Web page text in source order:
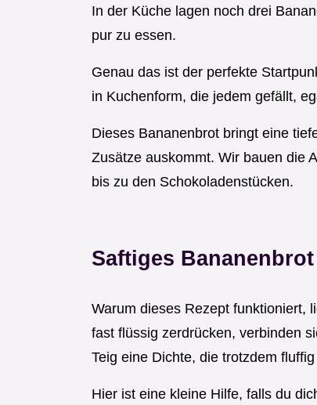
In der Küche lagen noch drei
pur zu essen.
Genau das ist der perfekte
in Kuchenform, die jedem gefällt,
Dieses Bananenbrot bringt eine
Zusätze auskommt. Wir bauen die
bis zu den Schokoladenstücken.
Saftiges
Warum dieses Rezept funktioniert,
fast flüssig zerdrücken, verbinden
Teig eine Dichte, die trotzdem
Hier ist eine kleine Hilfe, falls du